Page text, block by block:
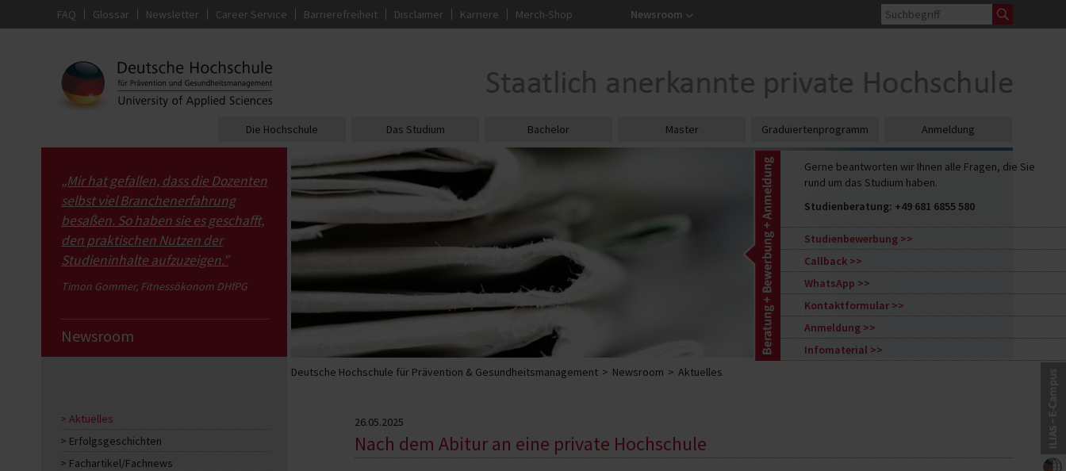
Gerne beantworten wir Ihnen alle Fragen, die Sie
rund um das Studium haben.
Studienberatung: +49 681 6855 580
Studienbewerbung
Callback
WhatsApp
Kontaktformular
Anmeldung
Infomaterial
FAQ Glossar Newsletter Career Service Barrierefreiheit Disclaimer Karriere Merch-Shop Newsroom
Die Hochschule Das Studium Bachelor Master Graduiertenprogramm Anmeldung
„Mir hat gefallen, dass die Dozenten
selbst viel Branchenerfahrung
besaßen. So haben sie es geschafft,
den praktischen Nutzen der
Studieninhalte aufzuzeigen.”
Timon Gommer, Fitnessökonom DHfPG
Newsroom
Aktuelles
Erfolgsgeschichten
Fachartikel/Fachnews
Deutsche Hochschule für Prävention & Gesundheitsmanagement Newsroom Aktuelles
26.05.2025
Nach dem Abitur an eine private Hochschule